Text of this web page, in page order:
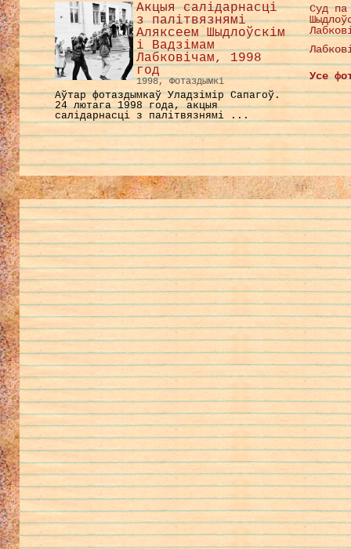
Акцыя салідарнасці
з палітвязнямі
Аляксеем Шыдлоўскім
і Вадзімам
Лабковічам, 1998
год
1998, Фотаздымкі
Аўтар фотаздымкаў Уладзімір Сапагоў.
24 лютага 1998 года, акцыя
салідарнасці з палітвязнямі ...
Суд па
Усе